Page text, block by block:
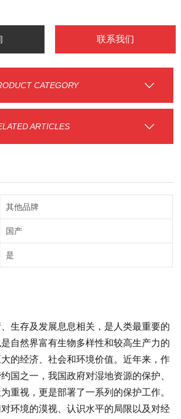
联系我们
CATEGORY
ARTICLES
其他品牌
国产
是
生存及发展息息相关，是人类最重要的
自然界富有生物多样性和较高生产力的
的经济、社会和环境价值。近年来，作
国之一，我国政府对湿地资源的保护、
重视，更是部署了一系列的保护工作。
环境的漠视、认识水平的局限以及对经